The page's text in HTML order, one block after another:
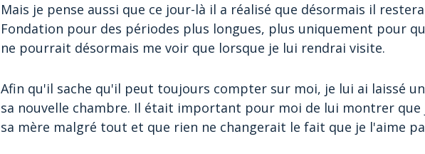
Mais je pense aussi que ce jour-là il a réalisé que désormais il
Fondation pour des périodes plus longues, plus uniquement pour
ne pourrait désormais me voir que lorsque je lui rendrai visite.
Afin qu'il sache qu'il peut toujours compter sur moi, je lui ai laissé
sa nouvelle chambre. Il était important pour moi de lui montrer
sa mère malgré tout et que rien ne changerait le fait que je l'aime